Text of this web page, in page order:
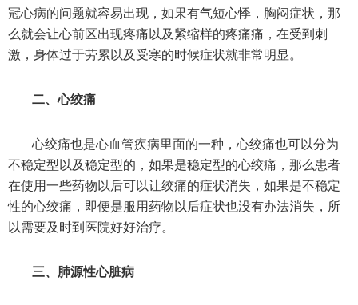
冠心病的问题就容易出现，如果有气短心悸，胸闷症状，那
么就会让心前区出现疼痛以及紧缩样的疼痛痛，在受到刺
激，身体过于劳累以及受寒的时候症状就非常明显。
二、心绞痛
心绞痛也是心血管疾病里面的一种，心绞痛也可以分为
不稳定型以及稳定型的，如果是稳定型的心绞痛，那么患者
在使用一些药物以后可以让绞痛的症状消失，如果是不稳定
性的心绞痛，即便是服用药物以后症状也没有办法消失，所
以需要及时到医院好好治疗。
三、肺源性心脏病